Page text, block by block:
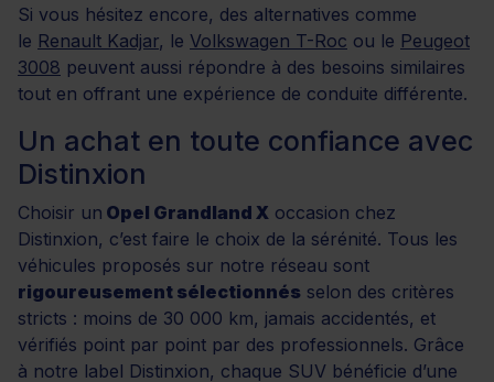
Si vous hésitez encore, des alternatives comme
le Renault Kadjar, le Volkswagen T-Roc ou le Peugeot
3008 peuvent aussi répondre à des besoins similaires
tout en offrant une expérience de conduite différente.
Un achat en toute confiance avec
Distinxion
Choisir un Opel Grandland X occasion chez
Distinxion, c’est faire le choix de la sérénité. Tous les
véhicules proposés sur notre réseau sont
rigoureusement sélectionnés selon des critères
stricts : moins de 30 000 km, jamais accidentés, et
vérifiés point par point par des professionnels. Grâce
à notre label Distinxion, chaque SUV bénéficie d’une